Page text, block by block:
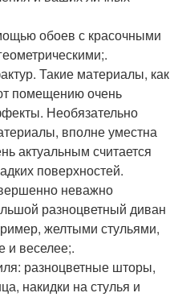
обоев с красочными
Такие материалы, как
помещению очень
Необязательно
вполне уместна
актуальным считается
поверхностей.
неважно
разноцветный диван
желтыми стульями,
и веселее;.
разноцветные шторы,
накидки на стулья и